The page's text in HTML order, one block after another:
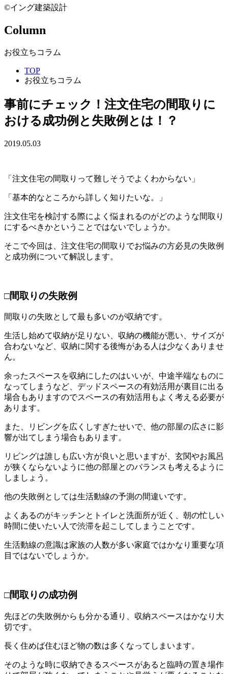
©イング建築設計
Column
お役立ちコラム
TOP
お役立ちコラム
事前にチェック！注文住宅の間取りに
おける成功例と失敗例とは！？
2019.05.03
「注文住宅の間取りって難しそうでよくわからない」
「基本的なところから詳しく知りたいな。」
注文住宅を検討する際によく悩まれるのがどのような間取り
にするべきかということではないでしょうか。
そこで今回は、注文住宅の間取りでお悩みの方必見の失敗例
と成功例について解説します。
□間取りの失敗例
間取りの失敗として最も多いのが収納です。
生活し始めて収納が足りない、収納の機能が悪い、サイズが
合わないなど、収納に関する後悔がある人は少なくありませ
ん。
余ったスペースを収納にしたのはいいが、中途半端なものに
なってしまうなど、デッドスペースの有効活用が裏目に出る
場合もありますのでスペースの有効活用もよく考える必要が
あります。
また、リビングを広くしすぎたせいで、他の部屋の広さに影
響が出てしまう場合もあります。
リビングは誰しも広い方が良いと思いますが、玄関やお風呂
が狭くならないように他の部屋とのバランスも考えるように
しましょう。
他の失敗例としては生活動線の予測の間違いです。
よくあるのがキッチンとトイレと洗面所が近く、朝の忙しい
時間に使いたい人で渋滞を起こしてしまうことです。
生活動線の意識は家族の人数が多い家庭ではかなり重要な項
目ではないでしょうか。
□間取りの成功例
先ほどの失敗例からも分かる通り、収納スペースはかなり大
切です。
長く住めば住むほど物の数は多くなってしまいます。
そのような時に収納できるスペースがあると臨時の置き場作